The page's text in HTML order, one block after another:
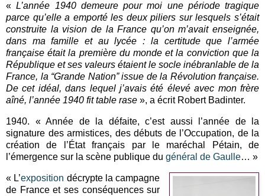
«L’année 1940 demeure pour moi une période tragique
parce qu’elle a emporté les deux piliers sur lesquels s’était
construite la vision de la France qu’on m’avait enseignée,
dans ma famille et au lycée : la certitude que l’armée
française était la première du monde et la conviction que la
République et ses valeurs étaient le socle inébranlable de la
France, la “Grande Nation” issue de la Révolution française.
De cet idéal, dans lequel j’avais été élevé avec mon frère
aîné, l’année 1940 fit table rase », a écrit Robert Badinter.
1940. « Année de la défaite, c’est aussi l’année de la
signature des armistices, des débuts de l’Occupation, de la
création de l’État français par le maréchal Pétain, de
l’émergence sur la scène publique du général de Gaulle… »
« L’exposition décrypte la campagne
de France et ses conséquences sur